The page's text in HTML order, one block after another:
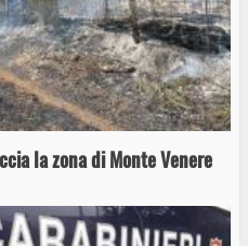
la zona di Monte Venere